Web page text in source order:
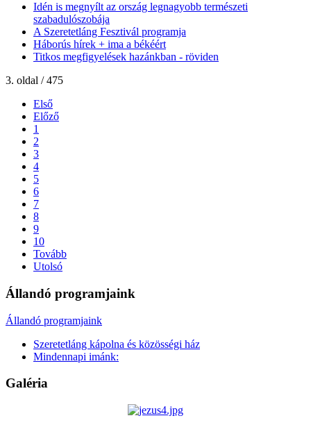
Idén is megnyílt az ország legnagyobb természeti
szabadulószobája
A Szeretetláng Fesztivál programja
Háborús hírek + ima a békéért
Titkos megfigyelések hazánkban - röviden
3. oldal / 475
Első
Előző
1
2
3
4
5
6
7
8
9
10
Tovább
Utolsó
Állandó programjaink
Állandó programjaink
Szeretetláng kápolna és közösségi ház
Mindennapi imánk:
Galéria